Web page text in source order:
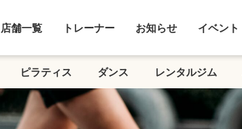
店舗一覧 トレーナー お知らせ イベント
ピラティス ダンス レンタルジム